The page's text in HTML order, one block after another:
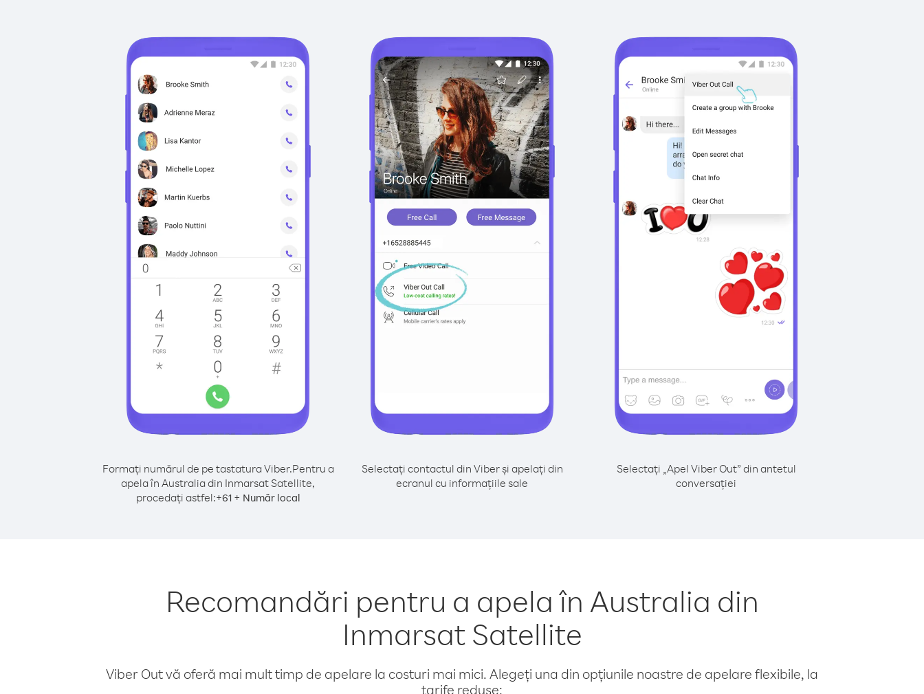
Formați numărul de pe tastatura Viber.Pentru a
apela în Australia din Inmarsat Satellite,
procedați astfel:+61+ Număr local
Selectați contactul din Viber și apelați din
ecranul cu informațiile sale
Selectați „Apel Viber Out” din antetul
conversației
Recomandări pentru a apela în Australia din
Inmarsat Satellite
Viber Out vă oferă mai mult timp de apelare la costuri mai mici. Alegeți una din opțiunile noastre de apelare flexibile, la
tarife reduse: